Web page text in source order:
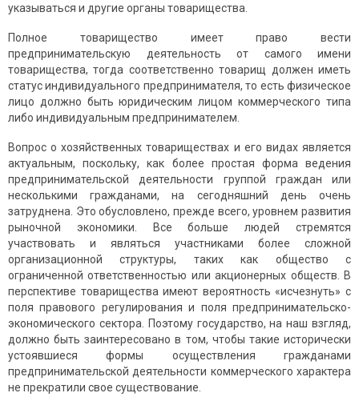
указываться и другие органы товарищества.
Полное товарищество имеет право вести
предпринимательскую деятельность от самого имени
товарищества, тогда соответственно товарищ должен иметь
статус индивидуального предпринимателя, то есть физическое
лицо должно быть юридическим лицом коммерческого типа
либо индивидуальным предпринимателем.
Вопрос о хозяйственных товариществах и его видах является
актуальным, поскольку, как более простая форма ведения
предпринимательской деятельности группой граждан или
несколькими гражданами, на сегодняшний день очень
затруднена. Это обусловлено, прежде всего, уровнем развития
рыночной экономики. Все больше людей стремятся
участвовать и являться участниками более сложной
организационной структуры, таких как общество с
ограниченной ответственностью или акционерных обществ. В
перспективе товарищества имеют вероятность «исчезнуть» с
поля правового регулирования и поля предпринимательско-
экономического сектора. Поэтому государство, на наш взгляд,
должно быть заинтересовано в том, чтобы такие исторически
устоявшиеся формы осуществления гражданами
предпринимательской деятельности коммерческого характера
не прекратили свое существование.